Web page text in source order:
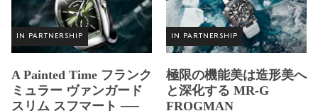
IN PARTNERSHIP
A Painted Time フランク
ミュラー ヴァンガード
スリム スフマート ──
IN PARTNERSHIP
極限の機能美は造形美へ
と深化する MR-G
FROGMAN